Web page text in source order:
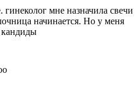
мне назначила свечи
начинается. Но у меня
кандиды